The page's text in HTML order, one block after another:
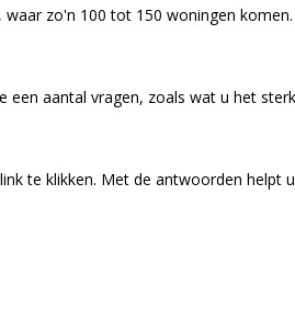
zo'n 100 tot 150 woningen
aantal vragen, zoals wat u het
te klikken. Met de antwoorden helpt